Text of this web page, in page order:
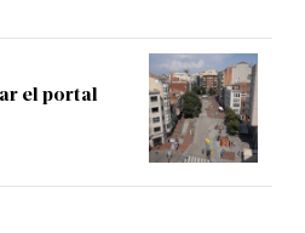
el portal